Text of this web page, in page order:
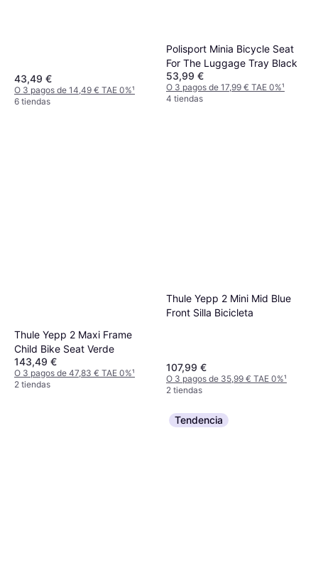
43,49 €
O 3 pagos de 14,49 € TAE 0%¹
6 tiendas
Polisport Minia Bicycle Seat
For The Luggage Tray Black
53,99 €
O 3 pagos de 17,99 € TAE 0%¹
4 tiendas
Thule Yepp 2 Maxi Frame
Child Bike Seat Verde
143,49 €
O 3 pagos de 47,83 € TAE 0%¹
2 tiendas
Thule Yepp 2 Mini Mid Blue
Front Silla Bicicleta
107,99 €
O 3 pagos de 35,99 € TAE 0%¹
2 tiendas
Tendencia